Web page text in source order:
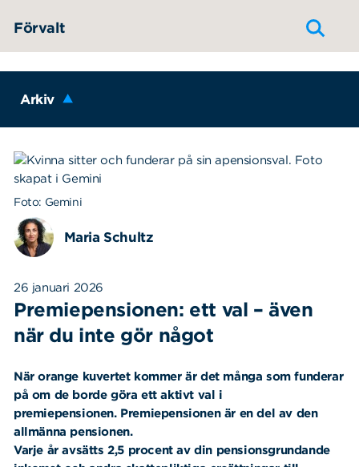
Förvalt
Arkiv
Foto: Gemini
Maria Schultz
26 januari 2026
Premiepensionen: ett val – även
när du inte gör något
När orange kuvertet kommer är det många som funderar
på om de borde göra ett aktivt val i
premiepensionen. Premiepensionen är en del av den
allmänna pensionen.
Varje år avsätts 2,5 procent av din pensionsgrundande